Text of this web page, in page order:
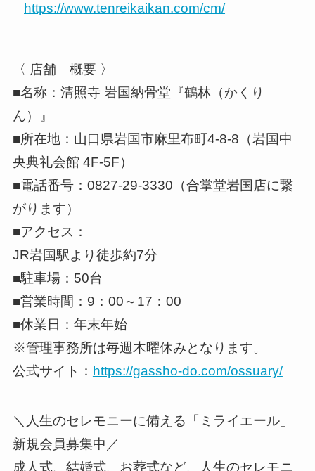
https://www.tenreikaikan.com/cm/
〈 店舗 概要 〉
■名称：清照寺 岩国納骨堂『鶴林（かくり
ん）』
■所在地：山口県岩国市麻里布町4-8-8（岩国中
央典礼会館 4F-5F）
■電話番号：0827-29-3330（合掌堂岩国店に繋
がります）
■アクセス：
JR岩国駅より徒歩約7分
■駐車場：50台
■営業時間：9：00～17：00
■休業日：年末年始
※管理事務所は毎週木曜休みとなります。
公式サイト： https://gassho-do.com/ossuary/
＼人生のセレモニーに備える「ミライエール」
新規会員募集中／
成人式、結婚式、お葬式など、人生のセレモニ